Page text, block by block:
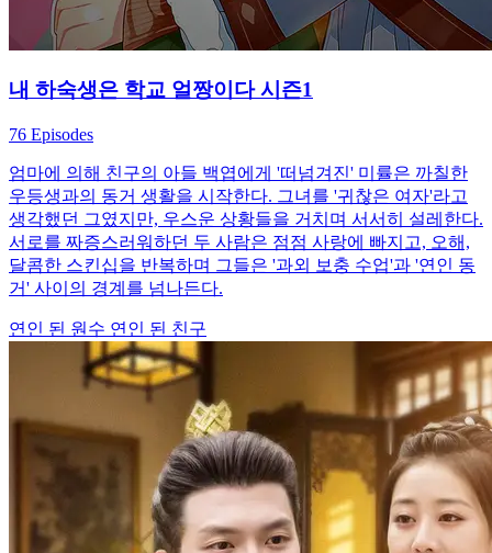
내 하숙생은 학교 얼짱이다 시즌1
76 Episodes
엄마에 의해 친구의 아들 백엽에게 '떠넘겨진' 미률은 까칠한
우등생과의 동거 생활을 시작한다. 그녀를 '귀찮은 여자'라고
생각했던 그였지만, 우스운 상황들을 거치며 서서히 설레한다.
서로를 짜증스러워하던 두 사람은 점점 사랑에 빠지고, 오해,
달콤한 스킨십을 반복하며 그들은 '과외 보충 수업'과 '연인 동
거' 사이의 경계를 넘나든다.
연인 된 원수 연인 된 친구